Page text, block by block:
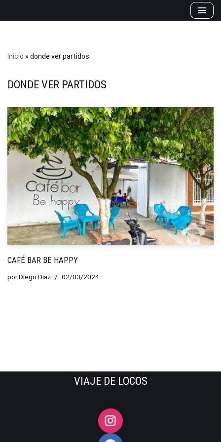
Inicio » donde ver partidos
DONDE VER PARTIDOS
CAFÉ BAR BE HAPPY
porDiego Diaz 02/03/2024
VIAJE DE LOCOS